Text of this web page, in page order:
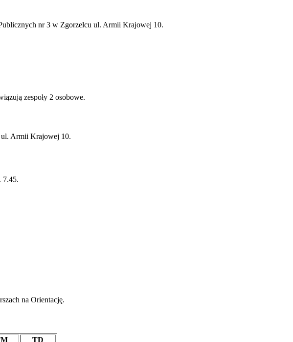
nr 3 w Zgorzelcu ul. Armii Krajowej 10.
zespoły 2 osobowe.
ul. Armii Krajowej 10.
7.45.
na Orientację.
TD